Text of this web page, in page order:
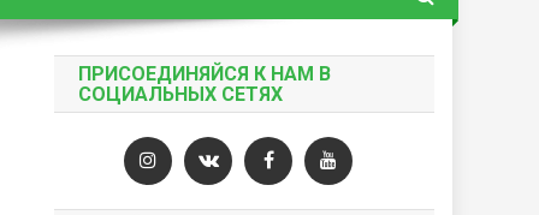
ПРИСОЕДИНЯЙСЯ К НАМ В
СОЦИАЛЬНЫХ СЕТЯХ